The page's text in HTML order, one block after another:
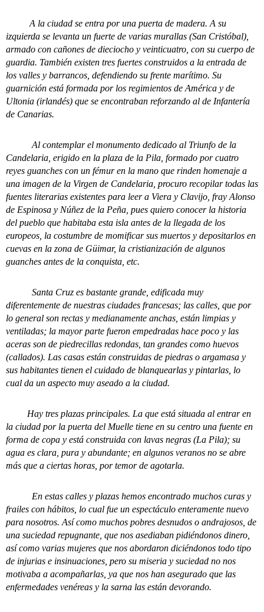
A la ciudad se entra por una puerta de madera. A su
izquierda se levanta un fuerte de varias murallas (San Cristóbal),
armado con cañones de dieciocho y veinticuatro, con su cuerpo de
guardia. También existen tres fuertes construidos a la entrada de
los valles y barrancos, defendiendo su frente marítimo. Su
guarnición está formada por los regimientos de América y de
Ultonia (irlandés) que se encontraban reforzando al de Infantería
de Canarias.
Al contemplar el monumento dedicado al Triunfo de la
Candelaria, erigido en la plaza de la Pila, formado por cuatro
reyes guanches con un fémur en la mano que rinden homenaje a
una imagen de la Virgen de Candelaria, procuro recopilar todas las
fuentes literarias existentes para leer a Viera y Clavijo, fray Alonso
de Espinosa y Núñez de la Peña, pues quiero conocer la historia
del pueblo que habitaba esta isla antes de la llegada de los
europeos, la costumbre de momificar sus muertos y depositarlos en
cuevas en la zona de Güimar, la cristianización de algunos
guanches antes de la conquista, etc.
Santa Cruz es bastante grande, edificada muy
diferentemente de nuestras ciudades francesas; las calles, que por
lo general son rectas y medianamente anchas, están limpias y
ventiladas; la mayor parte fueron empedradas hace poco y las
aceras son de piedrecillas redondas, tan grandes como huevos
(callados). Las casas están construidas de piedras o argamasa y
sus habitantes tienen el cuidado de blanquearlas y pintarlas, lo
cual da un aspecto muy aseado a la ciudad.
Hay tres plazas principales. La que está situada al entrar en
la ciudad por la puerta del Muelle tiene en su centro una fuente en
forma de copa y está construida con lavas negras (La Pila); su
agua es clara, pura y abundante; en algunos veranos no se abre
más que a ciertas horas, por temor de agotarla.
En estas calles y plazas hemos encontrado muchos curas y
frailes con hábitos, lo cual fue un espectáculo enteramente nuevo
para nosotros. Así como muchos pobres desnudos o andrajosos, de
una suciedad repugnante, que nos asediaban pidiéndonos dinero,
así como varias mujeres que nos abordaron diciéndonos todo tipo
de injurias e insinuaciones, pero su miseria y suciedad no nos
motivaba a acompañarlas, ya que nos han asegurado que las
enfermedades venéreas y la sarna las están devorando.